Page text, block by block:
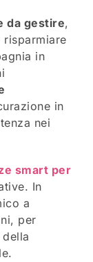
da gestire,
in
in
nei
smart per
In
a
per